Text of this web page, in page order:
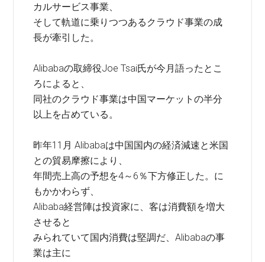
カルサービス事業、
そして軌道に乗りつつあるクラウド事業の成
長が牽引した。
Alibabaの取締役Joe Tsai氏が今月語ったとこ
ろによると、
同社のクラウド事業は中国マーケットの半分
以上を占めている。
昨年11月 Alibabaは中国国内の経済減速と米国
との貿易摩擦により、
年間売上高の予想を4～6％下方修正した。に
もかかわらず、
Alibaba経営陣は投資家に、客は消費額を増大
させると
みられていて国内消費は堅調だ、Alibabaの事
業は主に